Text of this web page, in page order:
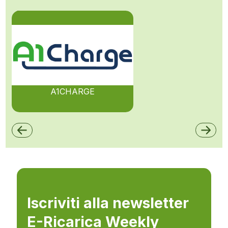
A1CHARGE
Iscriviti alla newsletter
E-Ricarica Weekly